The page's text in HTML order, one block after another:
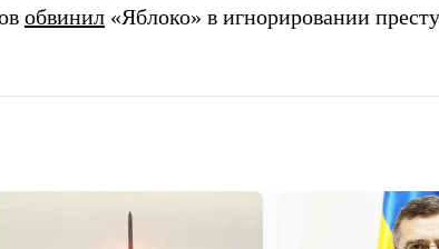
обвинил «Яблоко» в игнорировании